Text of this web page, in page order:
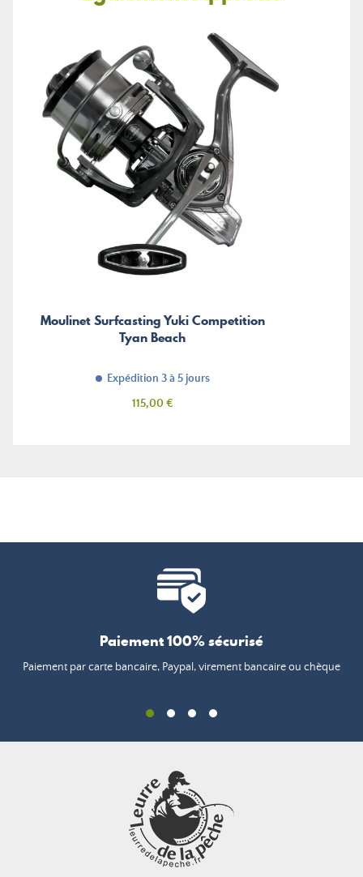
Moulinet Surfcasting Yuki Competition
Tyan Beach
Expédition 3 à 5 jours
Prix
115,00 €
Paiement 100% sécurisé
Paiement par carte bancaire, Paypal, virement bancaire ou chèque